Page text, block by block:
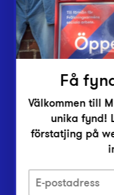
Inlämningsplatser
Om Myrorna
Lediga jobb
Pressrum
Integritetsskyddspolicy
Få
Välkommen till
unika fynd!
förstatjing på